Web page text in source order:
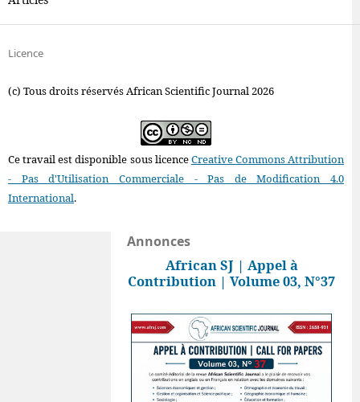
Licence
(c) Tous droits réservés African Scientific Journal 2026
Ce travail est disponible sous licenceCreative Commons Attribution
- Pas d'Utilisation Commerciale - Pas de Modification 4.0
International.
Annonces
African SJ | Appel à
Contribution | Volume 03, N°37